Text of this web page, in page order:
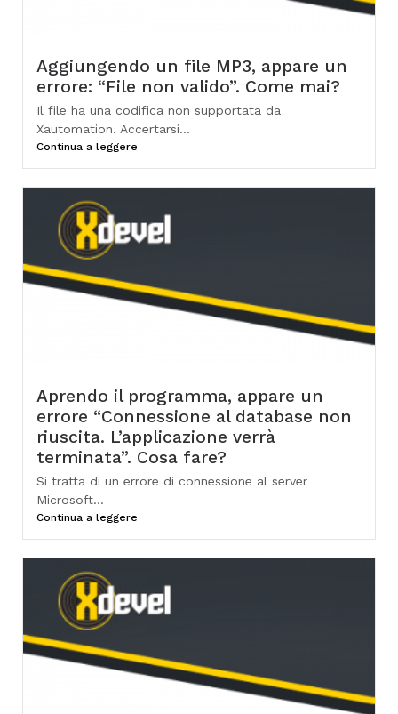
Aggiungendo un file MP3, appare un
errore: “File non valido”. Come mai?
Il file ha una codifica non supportata da
Xautomation. Accertarsi...
Continua a leggere
Aprendo il programma, appare un
errore “Connessione al database non
riuscita. L’applicazione verrà
terminata”. Cosa fare?
Si tratta di un errore di connessione al server
Microsoft...
Continua a leggere